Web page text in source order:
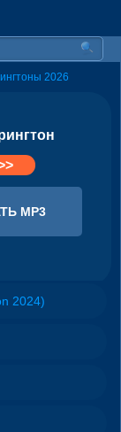
2026
MP3
2024)